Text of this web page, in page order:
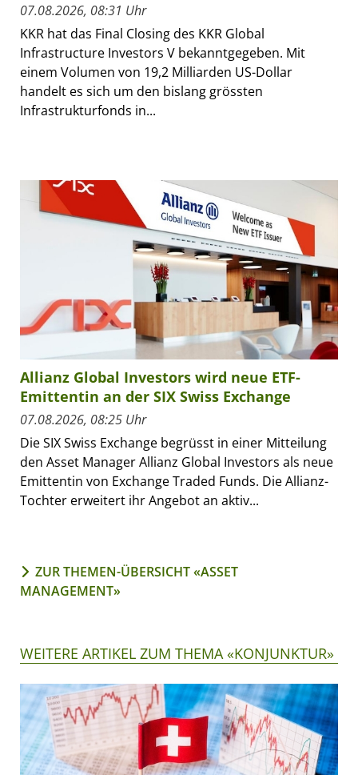
07.08.2026, 08:31 Uhr
KKR hat das Final Closing des KKR Global
Infrastructure Investors V bekanntgegeben. Mit
einem Volumen von 19,2 Milliarden US-Dollar
handelt es sich um den bislang grössten
Infrastrukturfonds in...
Allianz Global Investors wird neue ETF-
Emittentin an der SIX Swiss Exchange
07.08.2026, 08:25 Uhr
Die SIX Swiss Exchange begrüsst in einer Mitteilung
den Asset Manager Allianz Global Investors als neue
Emittentin von Exchange Traded Funds. Die Allianz-
Tochter erweitert ihr Angebot an aktiv...
ZUR THEMEN-ÜBERSICHT «ASSET
MANAGEMENT»
WEITERE ARTIKEL ZUM THEMA «KONJUNKTUR»